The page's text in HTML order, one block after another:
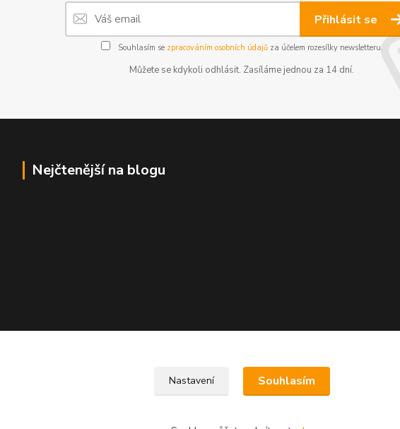
Přihlásit se
Souhlasím se zpracováním osobních údajůza účelem rozesílky newsletteru.
Můžete se kdykoli odhlásit. Zasíláme jednou za 14 dní.
Nejčtenější na blogu
Nastavení Souhlasím